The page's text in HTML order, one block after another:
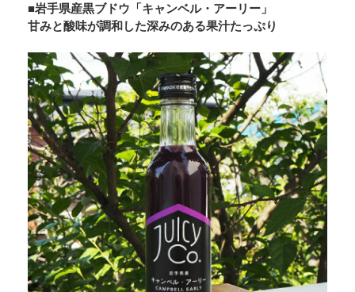
■岩手県産黒ブドウ「キャンベル・アーリー」
甘みと酸味が調和した深みのある果汁たっぷり